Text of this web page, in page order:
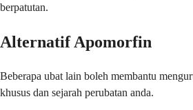
berpatutan.
Alternatif Apomorfin
Beberapa ubat lain boleh membantu
khusus dan sejarah perubatan anda.